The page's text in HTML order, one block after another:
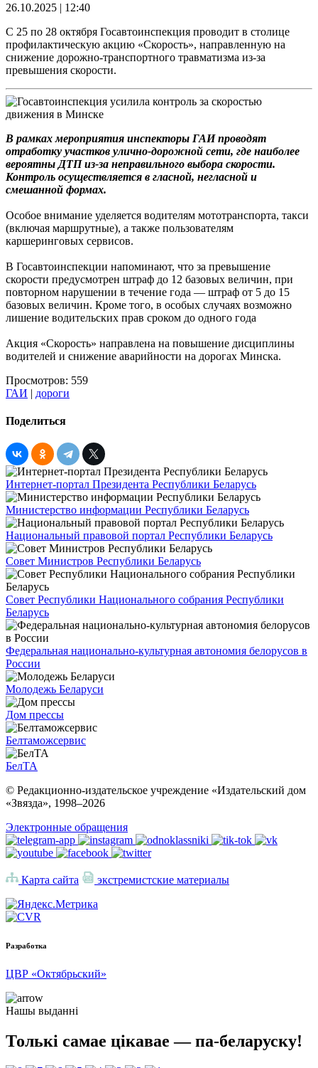
26.10.2025 | 12:40
С 25 по 28 октября Госавтоинспекция проводит в столице
профилактическую акцию «Скорость», направленную на
снижение дорожно-транспортного травматизма из-за
превышения скорости.
В рамках мероприятия инспекторы ГАИ проводят
отработку участков улично-дорожной сети, где наиболее
вероятны ДТП из-за неправильного выбора скорости.
Контроль осуществляется в гласной, негласной и
смешанной формах.
Особое внимание уделяется водителям мототранспорта, такси
(включая маршрутные), а также пользователям
каршеринговых сервисов.
В Госавтоинспекции напоминают, что за превышение
скорости предусмотрен штраф до 12 базовых величин, при
повторном нарушении в течение года — штраф от 5 до 15
базовых величин. Кроме того, в особых случаях возможно
лишение водительских прав сроком до одного года
Акция «Скорость» направлена на повышение дисциплины
водителей и снижение аварийности на дорогах Минска.
Просмотров: 559
ГАИ | дороги
Поделиться
Интернет-портал Президента Республики Беларусь
Министерство информации Республики Беларусь
Национальный правовой портал Республики Беларусь
Совет Министров Республики Беларусь
Совет Республики Национального собрания Республики
Беларусь
Федеральная национально-культурная автономия белорусов в
России
Молодежь Беларуси
Дом прессы
Белтаможсервис
БелТА
© Редакционно-издательское учреждение «Издательский дом
«Звязда», 1998–2026
Электронные обращения
Карта сайта экстремистские материалы
Разработка
ЦВР «Октябрьский»
Нашы выданні
Толькі самае цікавае — па-беларуску!